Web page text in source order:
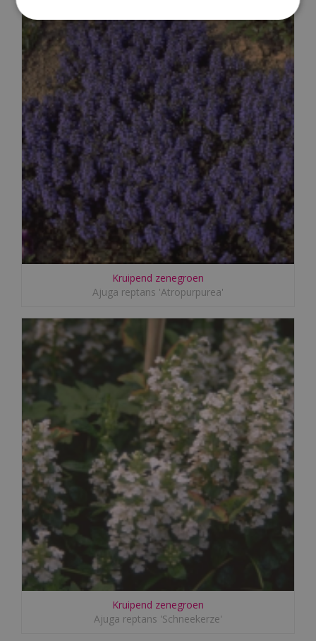
Kruipend zenegroen
Ajuga reptans 'Atropurpurea'
Kruipend zenegroen
Ajuga reptans 'Schneekerze'